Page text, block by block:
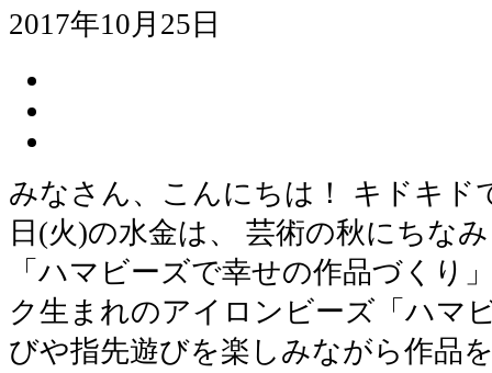
2017年10月25日
みなさん、こんにちは！ キドキド
日(火)の水金は、 芸術の秋にちな
「ハマビーズで幸せの作品づくり
ク生まれのアイロンビーズ「ハマ
びや指先遊びを楽しみながら作品